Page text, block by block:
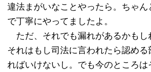
違法まがいなことやったら。ちゃん
で丁寧にやってましたよ。
ただ、それでも漏れがあるかもし
それはもし司法に言われたら認める
ればいけないし。でも今のところは